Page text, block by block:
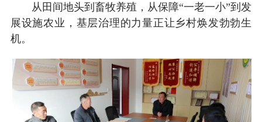
从田间地头到畜牧养殖，从保障“一老一小”到发
展设施农业，基层治理的力量正让乡村焕发勃勃生
机。